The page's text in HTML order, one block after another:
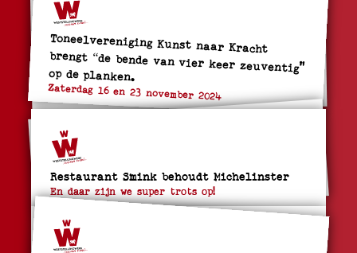
Toneelvereniging Kunst naar Kracht
brengt “de bende van vier keer zeuventig"
op de planken.
Zaterdag 16 en 23 november 2024
Restaurant Smink behoudt Michelinster
En daar zijn we super trots op!